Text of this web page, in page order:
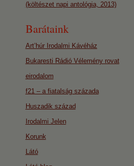
(költészet napi antológia, 2013)
Barátaink
Art’húr Irodalmi Kávéház
Bukaresti Rádió Vélemény rovat
eirodalom
f21 – a fiatalság százada
Huszadik század
Irodalmi Jelen
Korunk
Látó